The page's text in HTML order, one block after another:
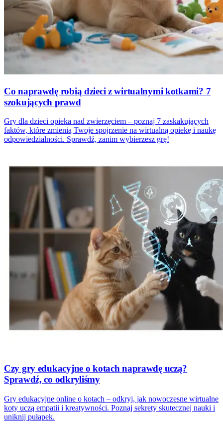
Co naprawdę robią dzieci z wirtualnymi kotkami? 7
szokujących prawd
Gry dla dzieci opieka nad zwierzęciem – poznaj 7 zaskakujących
faktów, które zmienią Twoje spojrzenie na wirtualną opiekę i naukę
odpowiedzialności. Sprawdź, zanim wybierzesz grę!
Czy gry edukacyjne o kotach naprawdę uczą?
Sprawdź, co odkryliśmy
Gry edukacyjne online o kotach – odkryj, jak nowoczesne wirtualne
koty uczą empatii i kreatywności. Poznaj sekrety skutecznej nauki i
uniknij pułapek.